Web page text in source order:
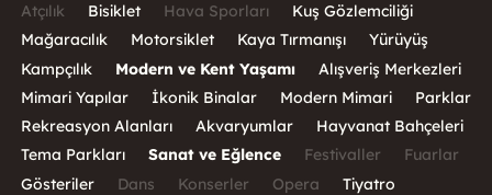
Atçılık
Bisiklet Hava Sporları
Kuş Gözlemciliği
Mağaracılık
Motorsiklet Kaya Tırmanışı
Yürüyüş
Kampçılık
Modern ve Kent Yaşamı
Alışveriş Merkezleri
Mimari Yapılar
İkonik Binalar Modern Mimari
Parklar
Rekreasyon Alanları
Akvaryumlar
Hayvanat Bahçeleri
Tema Parkları
Sanat ve Eğlence Festivaller
Fuarlar
Gösteriler
Dans Konserler Opera
Tiyatro